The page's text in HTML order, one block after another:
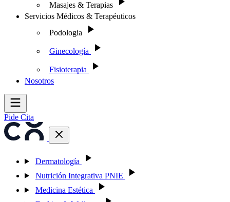
Masajes & Terapias
Servicios Médicos & Terapéuticos
Podologia
Ginecología
Fisioterapia
Nosotros
Pide Cita
Dermatología
Nutrición Integrativa PNIE
Medicina Estética